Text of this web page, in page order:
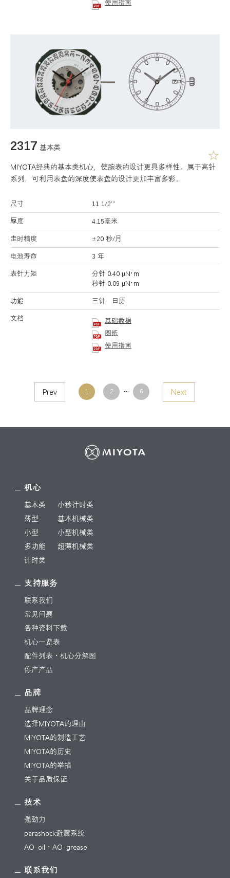
使用指南
2317 基本类
MIYOTA经典的基本类机心，使腕表的设计更具多样性。属于高针
系列，可利用表盘的深度使表盘的设计更加丰富多彩。
尺寸 11 1/2’’’
厚度 4.15毫米
走时精度 ±20 秒/月
电池寿命 3 年
表针力矩
分针 0.40 μN･m
秒针 0.09 μN･m
功能 三针 日历
文档
基础数据
图纸
使用指南
Prev 1 2 … 6 Next
机心
基本类
薄型
小型
多功能
计时类
小秒计时类
基本机械类
小型机械类
超薄机械类
支持服务
联系我们
常见问题
各种资料下载
机心一览表
配件列表・机心分解图
停产产品
品牌
品牌理念
选择MIYOTA的理由
MIYOTA的制造工艺
MIYOTA的历史
MIYOTA的举措
关于品质保证
技术
强劲力
parashock避震系统
AO-oil・AO-grease
联系我们